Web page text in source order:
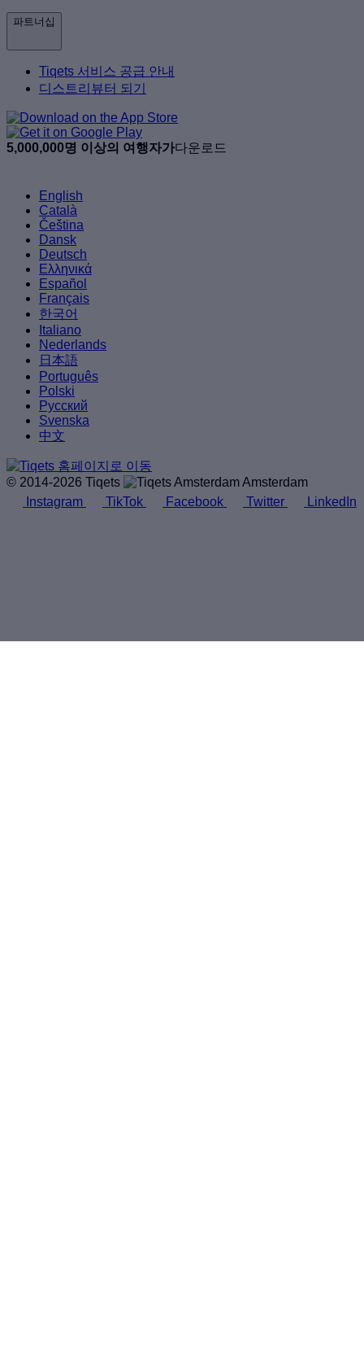
파트너십
Tiqets 서비스 공급 안내
디스트리뷰터 되기
5,000,000명 이상의 여행자가다운로드
English
Català
Čeština
Dansk
Deutsch
Ελληνικά
Español
Français
한국어
Italiano
Nederlands
日本語
Português
Polski
Русский
Svenska
中文
© 2014-2026 Tiqets
Amsterdam
Instagram
TikTok Facebook Twitter LinkedIn